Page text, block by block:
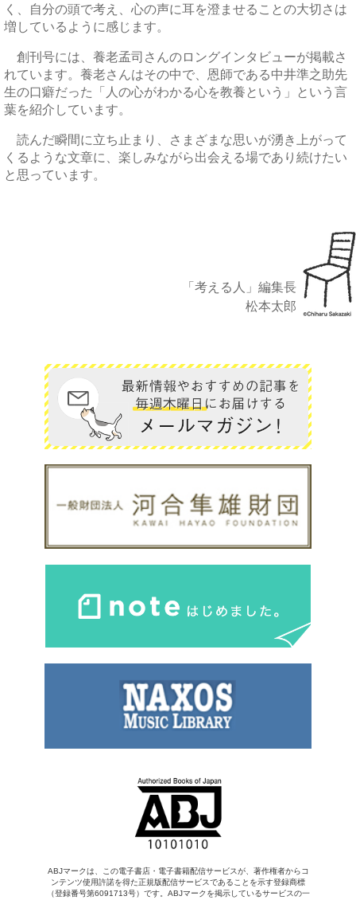
く、自分の頭で考え、心の声に耳を澄ませることの大切さは
増しているように感じます。
創刊号には、養老孟司さんのロングインタビューが掲載さ
れています。養老さんはその中で、恩師である中井準之助先
生の口癖だった「人の心がわかる心を教養という」という言
葉を紹介しています。
読んだ瞬間に立ち止まり、さまざまな思いが湧き上がって
くるような文章に、楽しみながら出会える場であり続けたい
と思っています。
「考える人」編集長
松本太郎
ABJマークは、この電子書店・電子書籍配信サービスが、著作権者からコ
ンテンツ使用許諾を得た正規版配信サービスであることを示す登録商標
（登録番号第6091713号）です。ABJマークを掲示しているサービスの一